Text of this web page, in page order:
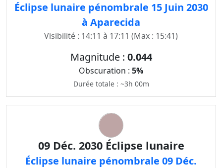
Éclipse lunaire pénombrale 15 Juin 2030
à Aparecida
Visibilité : 14:11 à 17:11 (Max : 15:41)
Magnitude : 0.044
Obscuration : 5%
Durée totale : ~3h 00m
09 Déc. 2030 Éclipse lunaire
Éclipse lunaire pénombrale 09 Déc.